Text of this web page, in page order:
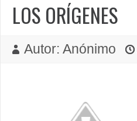
LOS ORÍGENES
Autor: Anónimo